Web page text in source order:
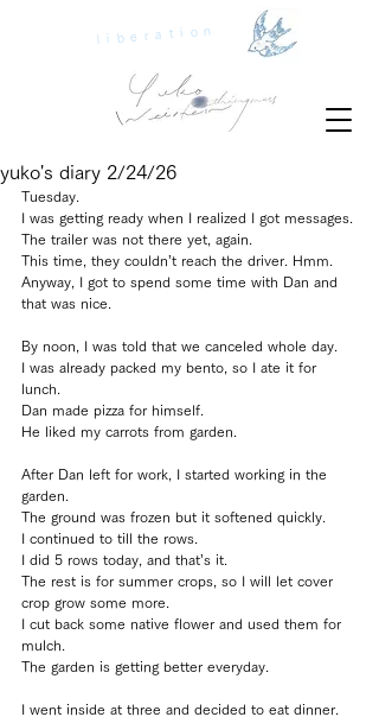
liberation
yuko's diary 2/24/26
Tuesday.
I was getting ready when I realized I got messages.
The trailer was not there yet, again.
This time, they couldn’t reach the driver. Hmm.
Anyway, I got to spend some time with Dan and
that was nice.
By noon, I was told that we canceled whole day.
I was already packed my bento, so I ate it for
lunch.
Dan made pizza for himself.
He liked my carrots from garden.
After Dan left for work, I started working in the
garden.
The ground was frozen but it softened quickly.
I continued to till the rows.
I did 5 rows today, and that’s it.
The rest is for summer crops, so I will let cover
crop grow some more.
I cut back some native flower and used them for
mulch.
The garden is getting better everyday.
I went inside at three and decided to eat dinner.